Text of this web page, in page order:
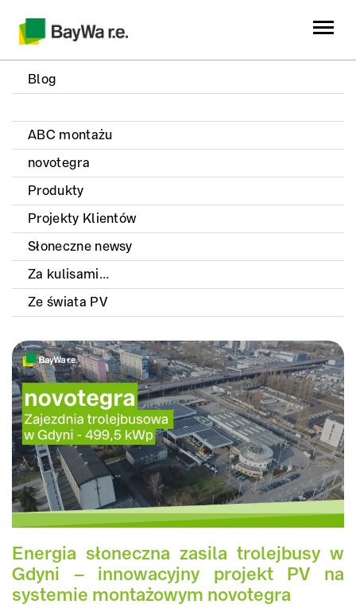
Blog
ABC montażu
novotegra
Produkty
Projekty Klientów
Słoneczne newsy
Za kulisami...
Ze świata PV
Energia słoneczna zasila trolejbusy w
Gdyni – innowacyjny projekt PV na
systemie montażowym novotegra